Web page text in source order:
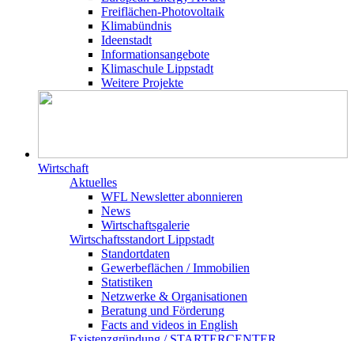
Freiflächen-Photovoltaik
Klimabündnis
Ideenstadt
Informationsangebote
Klimaschule Lippstadt
Weitere Projekte
Wirtschaft
Aktuelles
WFL Newsletter abonnieren
News
Wirtschaftsgalerie
Wirtschafts­­standort Lippstadt
Standortdaten
Gewerbeflächen / Immobilien
Statistiken
Netzwerke & Organisationen
Beratung und Förderung
Facts and videos in English